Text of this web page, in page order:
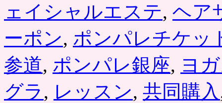
ェイシャルエステ, ヘア
ーポン, ポンパレチケッ
参道, ポンパレ銀座, ヨ
グラ , レッスン, 共同購入